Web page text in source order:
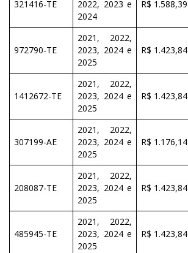
321416-TE
2022, 2023 e
2024
R$ 1.588,39
972790-TE
2021, 2022,
2023, 2024 e
2025
R$ 1.423,84
1412672-TE
2021, 2022,
2023, 2024 e
2025
R$ 1.423,84
307199-AE
2021, 2022,
2023, 2024 e
2025
R$ 1.176,14
208087-TE
2021, 2022,
2023, 2024 e
2025
R$ 1.423,84
485945-TE
2021, 2022,
2023, 2024 e
2025
R$ 1.423,84